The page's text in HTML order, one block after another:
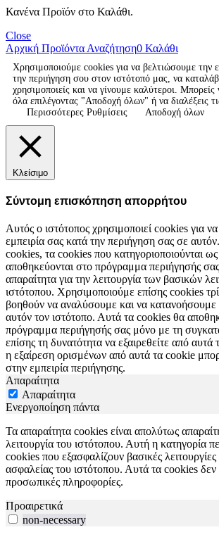
Κανένα Προϊόν στο Καλάθι.
Close
Αρχική Προϊόντα Αναζήτηση0 Καλάθι
Χρησιμοποιούμε cookies για να βελτιώσουμε την
την περιήγηση σου στον ιστότοπό μας, να
χρησιμοποιείς και να γίνουμε καλύτεροι. Μπορείς
όλα επιλέγοντας "Αποδοχή όλων" ή να διαλέξεις
Περισσότερες Ρυθμίσεις
Αποδοχή όλων
Κλείσιμο
Σύντομη επισκόπηση απορρήτου
Αυτός ο ιστότοπος χρησιμοποιεί cookies για
εμπειρία σας κατά την περιήγηση σας σε
cookies, τα cookies που κατηγοριοποιούνται
αποθηκεύονται στο πρόγραμμα περιήγησής
απαραίτητα για την λειτουργία των βασικών
ιστότοπου. Χρησιμοποιούμε επίσης cookies
βοηθούν να αναλύσουμε και να κατανοήσουμε
αυτόν τον ιστότοπο. Αυτά τα cookies θα
πρόγραμμα περιήγησής σας μόνο με τη
επίσης τη δυνατότητα να εξαιρεθείτε από
η εξαίρεση ορισμένων από αυτά τα cookie
στην εμπειρία περιήγησης.
Απαραίτητα
Απαραίτητα
Ενεργοποίηση πάντα
Τα απαραίτητα cookies είναι απολύτως
λειτουργία του ιστότοπου. Αυτή η κατηγορία
cookies που εξασφαλίζουν βασικές λειτουργίες
ασφαλείας του ιστότοπου. Αυτά τα cookies
προσωπικές πληροφορίες.
Προαιρετικά
non-necessary